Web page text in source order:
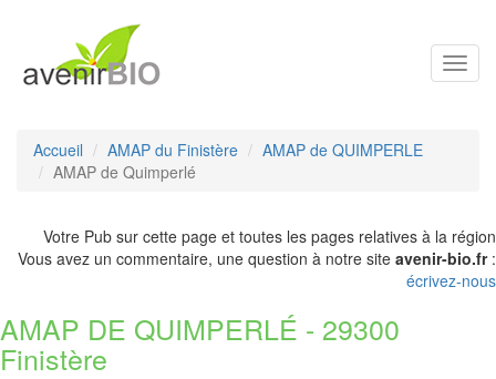
Accueil AMAP du Finistère
AMAP de QUIMPERLE
AMAP de Quimperlé
Votre Pub sur cette page et toutes les pages relatives à la région
Vous avez un commentaire, une question à notre site avenir-bio.fr:
écrivez-nous
AMAP DE QUIMPERLÉ - 29300
Finistère